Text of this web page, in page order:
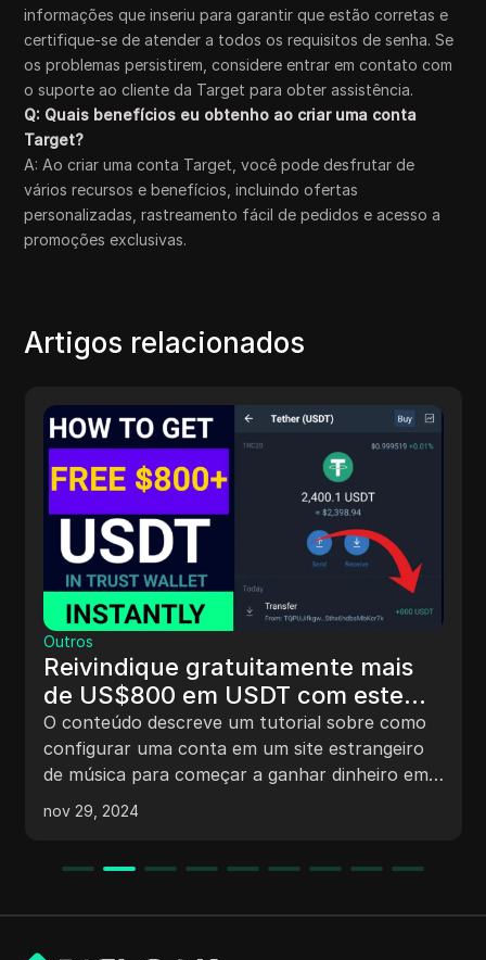
informações que inseriu para garantir que estão corretas e
certifique-se de atender a todos os requisitos de senha. Se
os problemas persistirem, considere entrar em contato com
o suporte ao cliente da Target para obter assistência.
Q: Quais benefícios eu obtenho ao criar uma conta
Target?
A: Ao criar uma conta Target, você pode desfrutar de
vários recursos e benefícios, incluindo ofertas
personalizadas, rastreamento fácil de pedidos e acesso a
promoções exclusivas.
Artigos relacionados
Outros
Reivindique gratuitamente mais
de US$800 em USDT com este
minerador de USDT gratuito.
O conteúdo descreve um tutorial sobre como
configurar uma conta em um site estrangeiro
de música para começar a ganhar dinheiro em
uma carteira de confiança, investindo e
indicando outras pessoas. O tutorial inclui
sacar ganhos e usar códigos de indicação para
nov 29, 2024